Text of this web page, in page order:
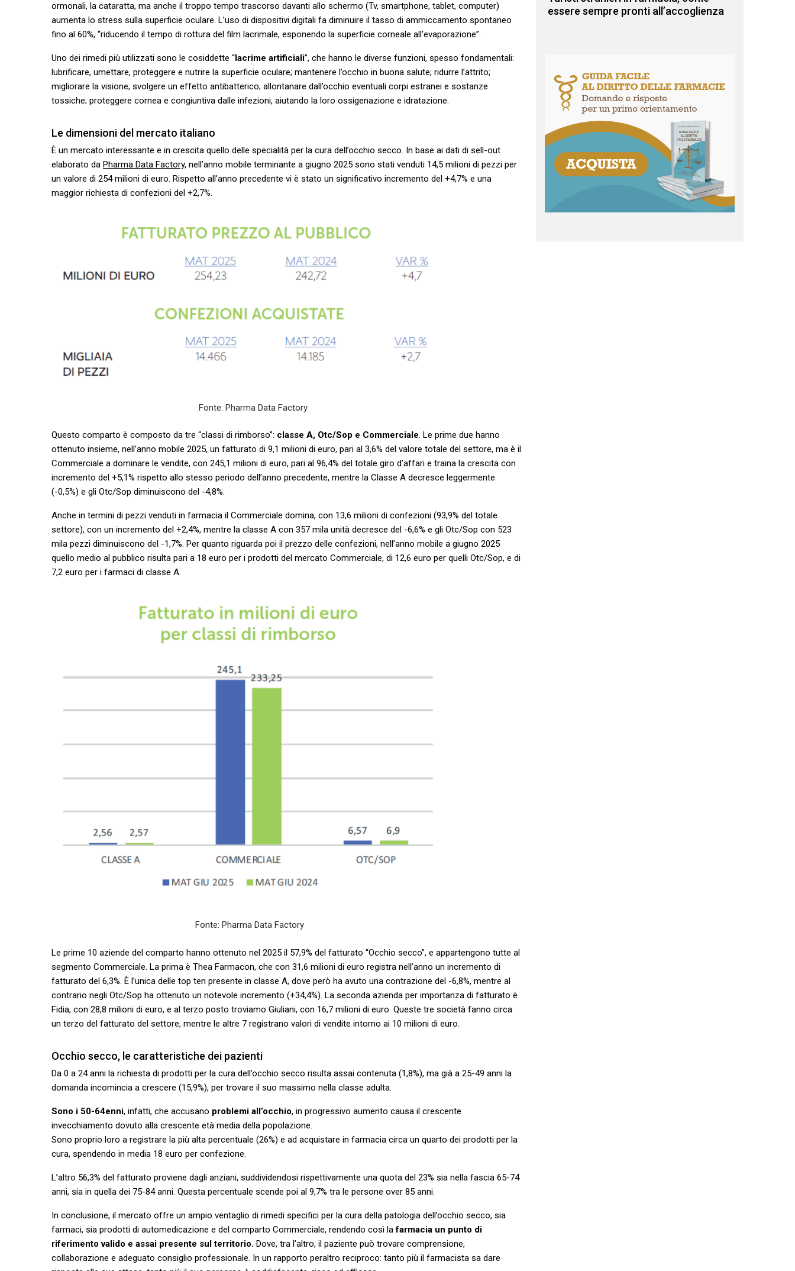
ormonali, la cataratta, ma anche il troppo tempo trascorso davanti allo schermo (Tv, smartphone, tablet, computer)
aumenta lo stress sulla superficie oculare. L’uso di dispositivi digitali fa diminuire il tasso di ammiccamento spontaneo
fino al 60%, “riducendo il tempo di rottura del film lacrimale, esponendo la superficie corneale all’evaporazione”.
Uno dei rimedi più utilizzati sono le cosiddette “lacrime artificiali”, che hanno le diverse funzioni, spesso fondamentali:
lubrificare, umettare, proteggere e nutrire la superficie oculare; mantenere l’occhio in buona salute; ridurre l’attrito;
migliorare la visione; svolgere un effetto antibatterico; allontanare dall’occhio eventuali corpi estranei e sostanze
tossiche; proteggere cornea e congiuntiva dalle infezioni, aiutando la loro ossigenazione e idratazione.
Le dimensioni del mercato italiano
È un mercato interessante e in crescita quello delle specialità per la cura dell’occhio secco. In base ai dati di sell-out
elaborato da Pharma Data Factory, nell’anno mobile terminante a giugno 2025 sono stati venduti 14,5 milioni di pezzi per
un valore di 254 milioni di euro. Rispetto all’anno precedente vi è stato un significativo incremento del +4,7% e una
maggior richiesta di confezioni del +2,7%.
Fonte: Pharma Data Factory
Questo comparto è composto da tre “classi di rimborso”: classe A, Otc/Sop e Commerciale. Le prime due hanno
ottenuto insieme, nell’anno mobile 2025, un fatturato di 9,1 milioni di euro, pari al 3,6% del valore totale del settore, ma è il
Commerciale a dominare le vendite, con 245,1 milioni di euro, pari al 96,4% del totale giro d’affari e traina la crescita con
incremento del +5,1% rispetto allo stesso periodo dell’anno precedente, mentre la Classe A decresce leggermente
(-0,5%) e gli Otc/Sop diminuiscono del -4,8%.
Anche in termini di pezzi venduti in farmacia il Commerciale domina, con 13,6 milioni di confezioni (93,9% del totale
settore), con un incremento del +2,4%, mentre la classe A con 357 mila unità decresce del -6,6% e gli Otc/Sop con 523
mila pezzi diminuiscono del -1,7%. Per quanto riguarda poi il prezzo delle confezioni, nell’anno mobile a giugno 2025
quello medio al pubblico risulta pari a 18 euro per i prodotti del mercato Commerciale, di 12,6 euro per quelli Otc/Sop, e di
7,2 euro per i farmaci di classe A.
Fonte: Pharma Data Factory
Le prime 10 aziende del comparto hanno ottenuto nel 2025 il 57,9% del fatturato “Occhio secco”, e appartengono tutte al
segmento Commerciale. La prima è Thea Farmacon, che con 31,6 milioni di euro registra nell’anno un incremento di
fatturato del 6,3%. È l’unica delle top ten presente in classe A, dove però ha avuto una contrazione del -6,8%, mentre al
contrario negli Otc/Sop ha ottenuto un notevole incremento (+34,4%). La seconda azienda per importanza di fatturato è
Fidia, con 28,8 milioni di euro, e al terzo posto troviamo Giuliani, con 16,7 milioni di euro. Queste tre società fanno circa
un terzo del fatturato del settore, mentre le altre 7 registrano valori di vendite intorno ai 10 milioni di euro.
Occhio secco, le caratteristiche dei pazienti
Da 0 a 24 anni la richiesta di prodotti per la cura dell’occhio secco risulta assai contenuta (1,8%), ma già a 25-49 anni la
domanda incomincia a crescere (15,9%), per trovare il suo massimo nella classe adulta.
Sono i 50-64enni, infatti, che accusano problemi all’occhio, in progressivo aumento causa il crescente
invecchiamento dovuto alla crescente età media della popolazione.
Sono proprio loro a registrare la più alta percentuale (26%) e ad acquistare in farmacia circa un quarto dei prodotti per la
cura, spendendo in media 18 euro per confezione.
L’altro 56,3% del fatturato proviene dagli anziani, suddividendosi rispettivamente una quota del 23% sia nella fascia 65-74
anni, sia in quella dei 75-84 anni. Questa percentuale scende poi al 9,7% tra le persone over 85 anni.
In conclusione, il mercato offre un ampio ventaglio di rimedi specifici per la cura della patologia dell’occhio secco, sia
farmaci, sia prodotti di automedicazione e del comparto Commerciale, rendendo così lafarmacia un punto di
riferimento valido e assai presente sul territorio. Dove, tra l’altro, il paziente può trovare comprensione,
collaborazione e adeguato consiglio professionale. In un rapporto peraltro reciproco: tanto più il farmacista sa dare
essere sempre pronti all’accoglienza